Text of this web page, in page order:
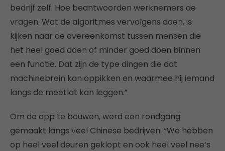
bedrijf zelf. Hoe beantwoorden werknemers de
vragen. Wat de algoritmes vervolgens doen, is
kijken naar de overeenkomst tussen mensen die
het heel goed doen of minder goed doen binnen
een functie. Dat zijn de type dingen die dat
machinebrein kan oppikken en waarmee hij iemand
langs de meetlat kan leggen.”
Om de app te bouwen, werd een rondgang
gemaakt langs veel Chinese bedrijven. “We hebben
op heel veel deuren geklopt en ook heel veel nee’s